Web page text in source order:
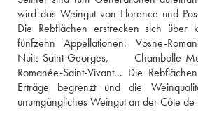
wird das Weingut von Florence und
Die Rebflächen erstrecken sich über
fünfzehn Appellationen: Vosne-
Nuits-Saint-Georges, Chambolle-
Romanée-Saint-Vivant... Die
Erträge begrenzt und die
unumgängliches Weingut an der Côte de